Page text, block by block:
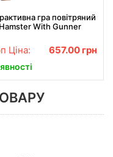
гра повітряний
With Gunner
з дисплеєм рахунку
Ціна: 657.00 грн